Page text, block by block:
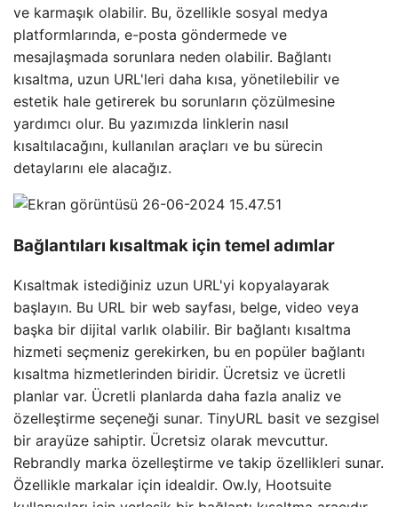
ve karmaşık olabilir. Bu, özellikle sosyal medya
platformlarında, e-posta göndermede ve
mesajlaşmada sorunlara neden olabilir. Bağlantı
kısaltma, uzun URL'leri daha kısa, yönetilebilir ve
estetik hale getirerek bu sorunların çözülmesine
yardımcı olur. Bu yazımızda linklerin nasıl
kısaltılacağını, kullanılan araçları ve bu sürecin
detaylarını ele alacağız.
Bağlantıları kısaltmak için temel adımlar
Kısaltmak istediğiniz uzun URL'yi kopyalayarak
başlayın. Bu URL bir web sayfası, belge, video veya
başka bir dijital varlık olabilir. Bir bağlantı kısaltma
hizmeti seçmeniz gerekirken, bu en popüler bağlantı
kısaltma hizmetlerinden biridir. Ücretsiz ve ücretli
planlar var. Ücretli planlarda daha fazla analiz ve
özelleştirme seçeneği sunar. TinyURL basit ve sezgisel
bir arayüze sahiptir. Ücretsiz olarak mevcuttur.
Rebrandly marka özelleştirme ve takip özellikleri sunar.
Özellikle markalar için idealdir. Ow.ly, Hootsuite